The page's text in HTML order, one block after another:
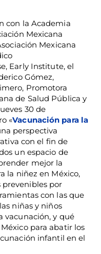
con la Academia
Mexicana
Mexicana
Early Institute, el
Gómez,
Promotora
de Salud Pública y
30 de
«Vacunación para la
perspectiva
con el fin de
un espacio de
mejor la
la niñez en México,
por
con las que
niñas y niños
vacunación, y qué
para abatir los
infantil en el